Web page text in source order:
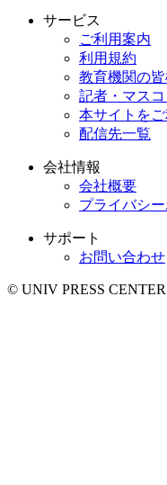
サービス
ご利用案内
利用規約
教育機関の
記者・マス
本サイトを
配信先一覧
会社情報
会社概要
プライバシ
サポート
お問い合わせ
© UNIV PRESS